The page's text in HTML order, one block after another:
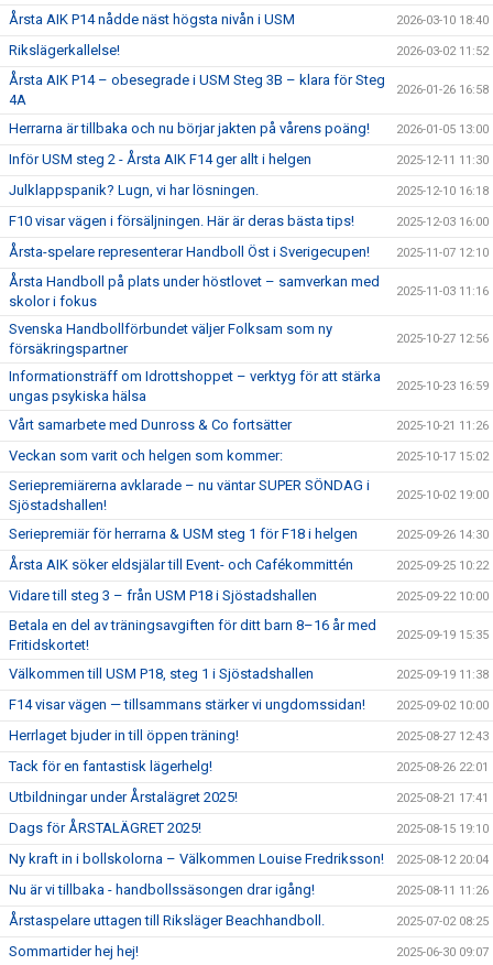
Årsta AIK P14 nådde näst högsta nivån i USM 2026-03-10 18:40
Rikslägerkallelse! 2026-03-02 11:52
Årsta AIK P14 – obesegrade i USM Steg 3B – klara för Steg
4A
2026-01-26 16:58
Herrarna är tillbaka och nu börjar jakten på vårens poäng! 2026-01-05 13:00
Inför USM steg 2 - Årsta AIK F14 ger allt i helgen 2025-12-11 11:30
Julklappspanik? Lugn, vi har lösningen. 2025-12-10 16:18
F10 visar vägen i försäljningen. Här är deras bästa tips! 2025-12-03 16:00
Årsta-spelare representerar Handboll Öst i Sverigecupen! 2025-11-07 12:10
Årsta Handboll på plats under höstlovet – samverkan med
skolor i fokus
2025-11-03 11:16
Svenska Handbollförbundet väljer Folksam som ny
försäkringspartner
2025-10-27 12:56
Informationsträff om Idrottshoppet – verktyg för att stärka
ungas psykiska hälsa
2025-10-23 16:59
Vårt samarbete med Dunross & Co fortsätter 2025-10-21 11:26
Veckan som varit och helgen som kommer: 2025-10-17 15:02
Seriepremiärerna avklarade – nu väntar SUPER SÖNDAG i
Sjöstadshallen!
2025-10-02 19:00
Seriepremiär för herrarna & USM steg 1 för F18 i helgen 2025-09-26 14:30
Årsta AIK söker eldsjälar till Event- och Cafékommittén 2025-09-25 10:22
Vidare till steg 3 – från USM P18 i Sjöstadshallen 2025-09-22 10:00
Betala en del av träningsavgiften för ditt barn 8–16 år med
Fritidskortet!
2025-09-19 15:35
Välkommen till USM P18, steg 1 i Sjöstadshallen 2025-09-19 11:38
F14 visar vägen — tillsammans stärker vi ungdomssidan! 2025-09-02 10:00
Herrlaget bjuder in till öppen träning! 2025-08-27 12:43
Tack för en fantastisk lägerhelg! 2025-08-26 22:01
Utbildningar under Årstalägret 2025! 2025-08-21 17:41
Dags för ÅRSTALÄGRET 2025! 2025-08-15 19:10
Ny kraft in i bollskolorna – Välkommen Louise Fredriksson! 2025-08-12 20:04
Nu är vi tillbaka - handbollssäsongen drar igång! 2025-08-11 11:26
Årstaspelare uttagen till Riksläger Beachhandboll. 2025-07-02 08:25
Sommartider hej hej! 2025-06-30 09:07